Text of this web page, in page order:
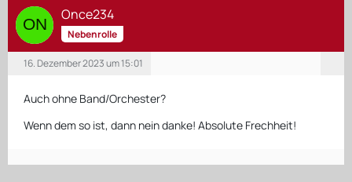
Once234
Nebenrolle
16. Dezember 2023 um 15:01
Auch ohne Band/Orchester?
Wenn dem so ist, dann nein danke! Absolute Frechheit!